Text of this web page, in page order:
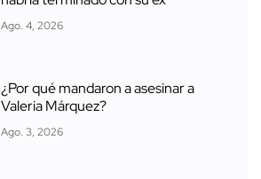
Ago. 4, 2026
¿Por qué mandaron a asesinar a
Valeria Márquez?
Ago. 3, 2026